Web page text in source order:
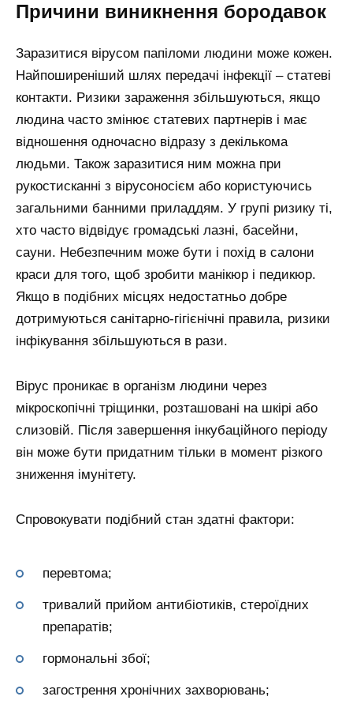
Причини виникнення бородавок
Заразитися вірусом папіломи людини може кожен.
Найпоширеніший шлях передачі інфекції – статеві
контакти. Ризики зараження збільшуються, якщо
людина часто змінює статевих партнерів і має
відношення одночасно відразу з декількома
людьми. Також заразитися ним можна при
рукостисканні з вірусоносієм або користуючись
загальними банними приладдям. У групі ризику ті,
хто часто відвідує громадські лазні, басейни,
сауни. Небезпечним може бути і похід в салони
краси для того, щоб зробити манікюр і педикюр.
Якщо в подібних місцях недостатньо добре
дотримуються санітарно-гігієнічні правила, ризики
інфікування збільшуються в рази.
Вірус проникає в організм людини через
мікроскопічні тріщинки, розташовані на шкірі або
слизовій. Після завершення інкубаційного періоду
він може бути придатним тільки в момент різкого
зниження імунітету.
Спровокувати подібний стан здатні фактори:
перевтома;
тривалий прийом антибіотиків, стероїдних
препаратів;
гормональні збої;
загострення хронічних захворювань;